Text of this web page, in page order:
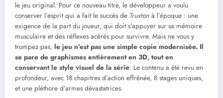
le jeu original. Pour ce nouveau titre, le développeur a voulu
conserver l’esprit qui a fait le succès de Truxton à l’époque : une
exigence de la part du joueur, qui doit s’appuyer sur sa mémoire
musculaire et des réflexes acérés pour survivre. Mais ne vous y
trompez pas, le jeu n’est pas une simple copie modernisée. Il
se pare de graphismes entièrement en 3D, tout en
conservant le style visuel de la série. Le contenu a été revu en
profondeur, avec 18 chapitres d’action effrénée, 8 stages uniques,
et une pléthore d’armes dévastatrices.